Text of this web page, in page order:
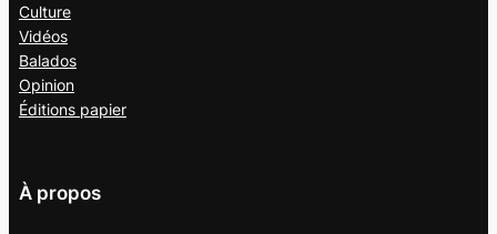
Culture
Vidéos
Balados
Opinion
Éditions papier
À propos